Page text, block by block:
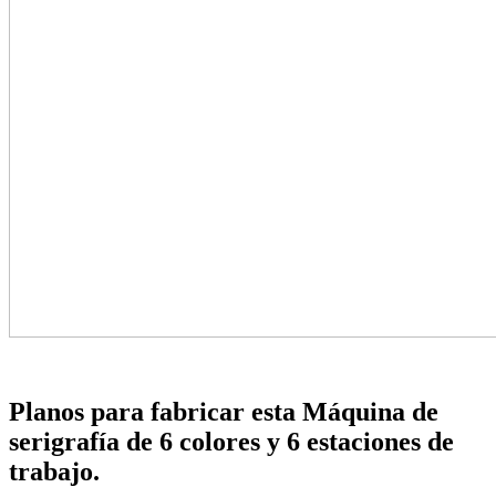
Planos para fabricar esta Máquina de
serigrafía de 6 colores y 6 estaciones de
trabajo.